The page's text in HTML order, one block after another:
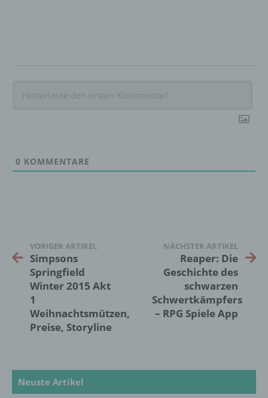
0 KOMMENTARE
VORIGER ARTIKEL
Simpsons
Springfield
Winter 2015 Akt
1
Weihnachtsmützen,
Preise, Storyline
NÄCHSTER ARTIKEL
Reaper: Die
Geschichte des
schwarzen
Schwertkämpfers
– RPG Spiele App
Neuste Artikel
personenbezogener Daten mit dem Ziel, ihre
zu bewerten, insbesondere, um Aspekte
bezüglich Arbeitsleistung, wirtschaftlicher
Lage, Gesundheit, persönlicher Vorlieben,
Interessen, Zuverlässigkeit, Verhalten,
Aufenthaltsort oder Ortswechsel dieser
natürlichen Person zu analysieren oder
vorherzusagen.